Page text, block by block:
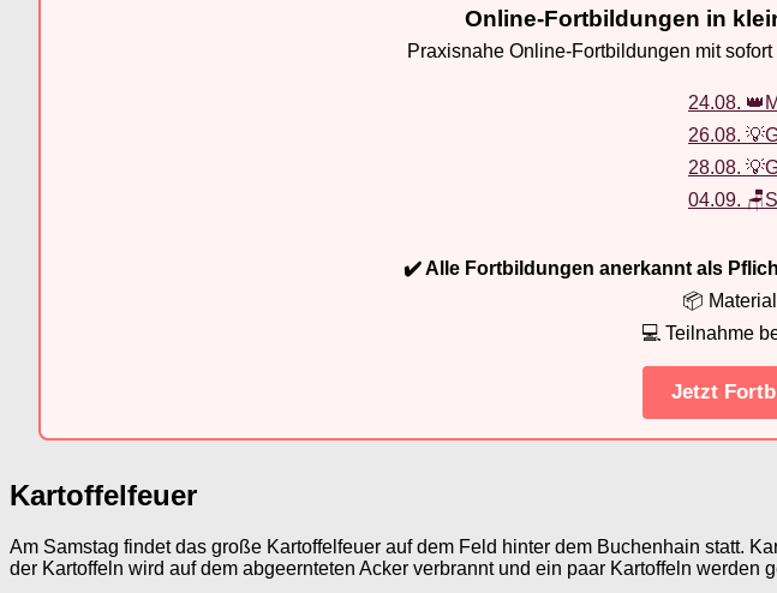
Online-Fortbildungen in
Praxisnahe Online-Fortbildungen mit
24.08.
26.08.
28.08.
04.09.
✔️ Alle Fortbildungen anerkannt als
📦
💻 Teilnahme
Jetzt
Kartoffelfeuer
Am Samstag findet das große Kartoffelfeuer auf dem Feld hinter dem Buchenhain statt.
der Kartoffeln wird auf dem abgeernteten Acker verbrannt und ein paar Kartoffeln